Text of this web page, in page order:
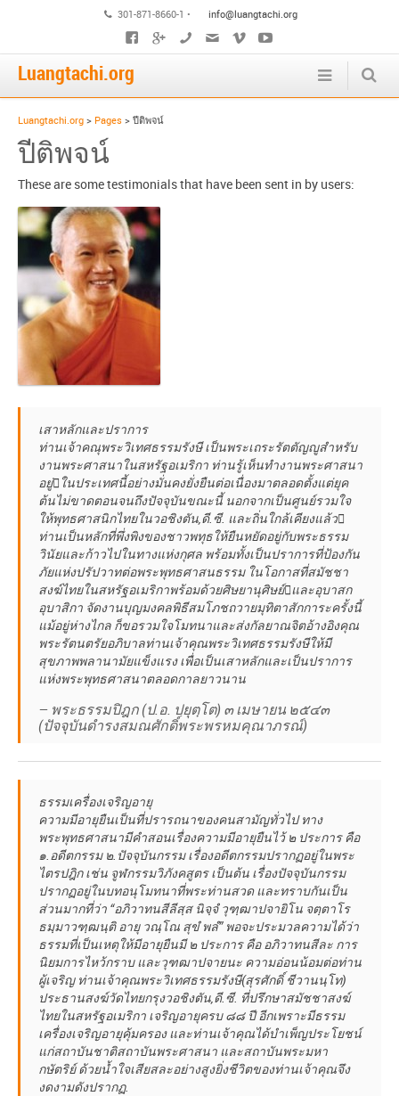
301-871-8660-1 • info@luangtachi.org
Luangtachi.org
Luangtachi.org > Pages > ปีติพจน์
ปีติพจน์
These are some testimonials that have been sent in by users:
เสาหลักและปราการ
ท่านเจ้าคณุพระวิเทศธรรมรังษี เป็นพระเถระรัตตัญญูสำหรับ
งานพระศาสนาในสหรัฐอเมริกา ท่านรู้เห็นทํางานพระศาสนา
อยู่ในประเทศนี้อย่างมั่นคงยั่งยืนต่อเนื่องมาตลอดตั้งแต่ยุค
ต้นไม่ขาดตอนจนถึงปัจจุบันขณะนี้ นอกจากเป็นศูนย์รวมใจ
ให้พุทธศาสนิกไทยในวอชิงตัน,ดี.ซี. และถิ่นใกล้เคียงแล้ว
ท่านเป็นหลักที่พึ่งพิงของชาวพทุธให้ยืนหยัดอยู่กับพระธรรม
วินัยและก้าวไปในทางแห่งกุศล พร้อมทั้งเป็นปราการที่ป้องกัน
ภัยแห่งปรัปวาทต่อพระพุทธศาสนธรรม ในโอกาสที่สมัชชา
สงฆ์ไทยในสหรัฐอเมริกาพร้อมด้วยศิษยานุศิษย์และอุบาสก
อุบาสิกา จัดงานบุญมงคลพิธีสมโภชถวายมุทิตาสักการะครั้งนี้
แม้อยู่ห่างไกล ก็ขอรวมใจโมทนาและส่งกัลยาณจิตอ้างอิงคุณ
พระรัตนตรัยอภิบาลท่านเจ้าคุณพระวิเทศธรรมรังษีให้มี
สุขภาพพลานามัยแข็งแรง เพื่อเป็นเสาหลักและเป็นปราการ
แห่งพระพุทธศาสนาตลอดกาลยาวนาน
— พระธรรมปิฎก (ป.อ. ปยุตฺโต) ๓ เมษายน ๒๕๔๓
(ปัจจุบันดํารงสมณศักดิ์พระพรหมคุณาภรณ์)
ธรรมเครื่องเจริญอายุ
ความมีอายุยืนเป็นที่ปรารถนาของคนสามัญทั่วไป ทาง
พระพุทธศาสนามีคำสอนเรื่องความมีอายุยืนไว้ ๒ ประการ คือ
๑.อดีตกรรม ๒.ปัจจุบันกรรม เรื่องอดีตกรรมปรากฏอยู่ในพระ
ไตรปฎิก เช่น จูฬกรรมวิภังคสูตร เป็นต้น เรื่องปัจจุบันกรรม
ปรากฏอยู่ในบทอนุโมทนาที่พระท่านสวด และทราบกันเป็น
ส่วนมากที่ว่า “อภิวาทนสีลีสฺส นิจฺจํ วุฑฺฒาปจายิโน จตฺตาโร
ธมฺมาวฑฺฒนฺติ อายุ วณฺโณ สุขํ พลํ” พอจะประมวลความได้ว่า
ธรรมที่เป็นเหตุให้มีอายุยืนมี ๒ ประการ คือ อภิวาทนสีละ การ
นิยมการไหว้กราบ และวุฑฒาปจายนะ ความอ่อนน้อมต่อท่าน
ผู้เจริญ ท่านเจ้าคุณพระวิเทศธรรมรังษี(สุรศักดิ์ ชีวานนฺโท)
ประธานสงฆ์วัดไทยกรุงวอชิงตัน,ดี.ซี. ที่ปรึกษาสมัชชาสงฆ์
ไทยในสหรัฐอเมริกา เจริญอายุครบ ๘๘ ปี อีกเพราะมีธรรม
เครื่องเจริญอายุคุ้มครอง และท่านเจ้าคุณได้บำเพ็ญประโยชน์
แก่สถาบันชาติสถาบันพระศาสนา และสถาบันพระมหา
กษัตริย์ ด้วยน้ำใจเสียสละอย่างสูงยิ่งชีวิตของท่านเจ้าคุณจึง
งดงามดังปรากฏ.